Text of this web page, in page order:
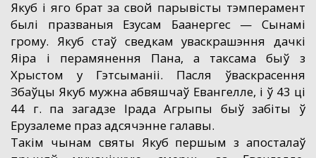
Якуб і яго брат за свой парывісты тэмперамент
былі празваныя Езусам Баанергес — Сынамі
грому. Якуб стаў сведкам уваскрашэння дачкі
Яіра і перамянення Пана, а таксама быў з
Хрыстом у Гэтсыманіі. Пасля ўваскрасення
Збаўцы Якуб мужна абвяшчаў Евангелле, і ў 43 ці
44 г. па загадзе Ірада Агрыпы быў забіты ў
Ерузалеме праз адсячэнне галавы.
Такім чынам святы Якуб першым з апосталаў